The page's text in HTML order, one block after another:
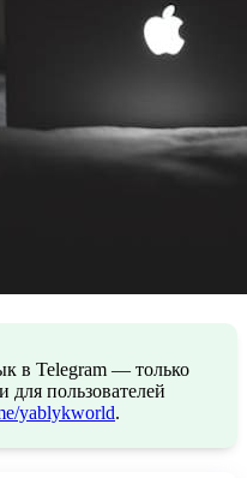
в Telegram — только
для пользователей
yablykworld.